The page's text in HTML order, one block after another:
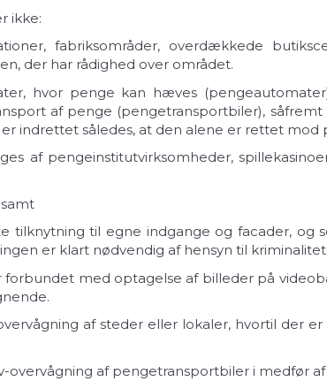
ikke:
fabriksområder, overdækkede
der har rådighed over området.
hvor penge kan hæves
af penge (pengetransportbiler),
indrettet således, at den alene er rettet
af pengeinstitutvirksomheder,
tilknytning til egne indgange og facader,
er klart nødvendig af hensyn til
forbundet med optagelse af billeder på
af steder eller lokaler, hvortil der
overvågning af pengetransportbiler i medfør af